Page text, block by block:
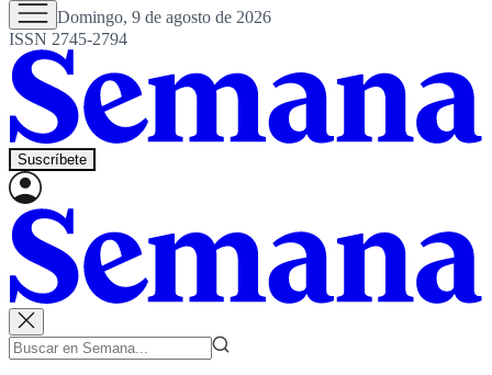
Domingo, 9 de agosto de 2026
ISSN 2745-2794
Suscríbete